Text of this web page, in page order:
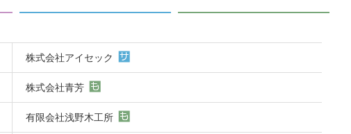
株式会社アイセック
株式会社青芳
有限会社浅野木工所